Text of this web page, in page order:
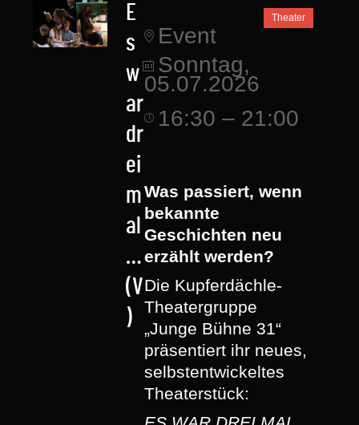
E
s
w
ar
dr
ei
m
al
…
(V
)
Theater
Event
Sonntag,
05.07.2026
16:30 – 21:00
Was passiert, wenn
bekannte
Geschichten neu
erzählt werden?
Die Kupferdächle-
Theatergruppe
„Junge Bühne 31“
präsentiert ihr neues,
selbstentwickeltes
Theaterstück: